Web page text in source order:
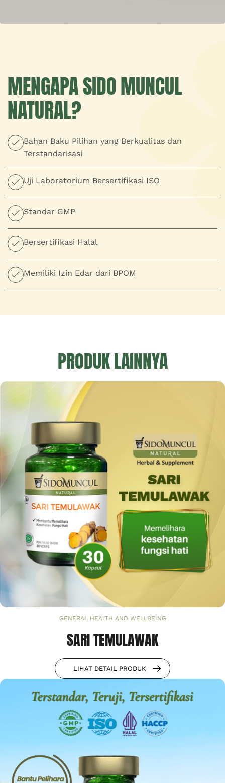
MENGAPA SIDO MUNCUL
NATURAL?
Bahan Baku Pilihan yang Berkualitas dan
Terstandarisasi
Uji Laboratorium Bersertifikasi ISO
Standar GMP
Bersertifikasi Halal
Memiliki Izin Edar dari BPOM
PRODUK LAINNYA
GENERAL HEALTH AND WELLBEING
SARI TEMULAWAK
LIHAT DETAIL PRODUK